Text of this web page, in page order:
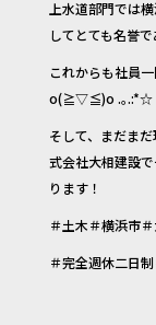
上水道部門では
してとても名誉
これからも社員
o(≧▽≦)o .｡.:*☆
そして、まだま
式会社大相建設
ります！
＃土木＃横浜市
＃完全週休二日